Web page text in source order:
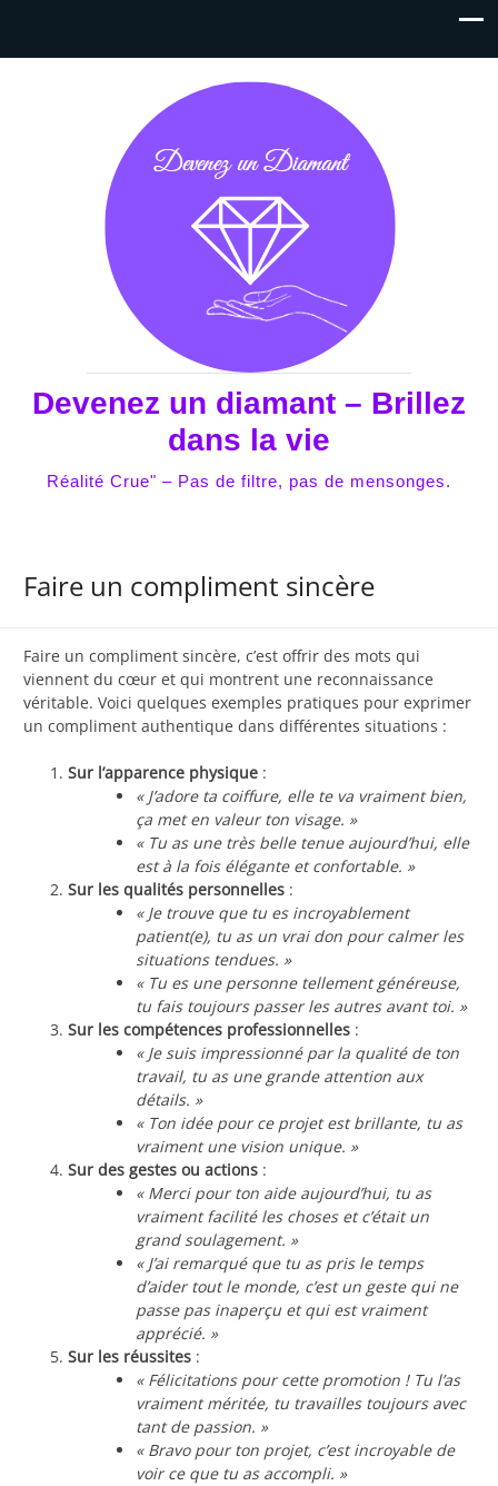
Devenez un diamant – Brillez
dans la vie
Réalité Crue" – Pas de filtre, pas de mensonges.
Faire un compliment sincère
Faire un compliment sincère, c’est offrir des mots qui
viennent du cœur et qui montrent une reconnaissance
véritable. Voici quelques exemples pratiques pour exprimer
un compliment authentique dans différentes situations :
Sur l’apparence physique :
« J’adore ta coiffure, elle te va vraiment bien,
ça met en valeur ton visage. »
« Tu as une très belle tenue aujourd’hui, elle
est à la fois élégante et confortable. »
Sur les qualités personnelles :
« Je trouve que tu es incroyablement
patient(e), tu as un vrai don pour calmer les
situations tendues. »
« Tu es une personne tellement généreuse,
tu fais toujours passer les autres avant toi. »
Sur les compétences professionnelles :
« Je suis impressionné par la qualité de ton
travail, tu as une grande attention aux
détails. »
« Ton idée pour ce projet est brillante, tu as
vraiment une vision unique. »
Sur des gestes ou actions :
« Merci pour ton aide aujourd’hui, tu as
vraiment facilité les choses et c’était un
grand soulagement. »
« J’ai remarqué que tu as pris le temps
d’aider tout le monde, c’est un geste qui ne
passe pas inaperçu et qui est vraiment
apprécié. »
Sur les réussites :
« Félicitations pour cette promotion ! Tu l’as
vraiment méritée, tu travailles toujours avec
tant de passion. »
« Bravo pour ton projet, c’est incroyable de
voir ce que tu as accompli. »